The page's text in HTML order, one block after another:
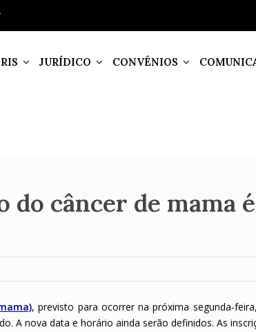
JURÍDICO CONVÊNIOS
do câncer de mama é
,previsto para ocorrer na próxima segunda-
A nova data e horário ainda serão definidos. As